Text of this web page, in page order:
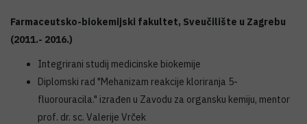
Farmaceutsko-biokemijski fakultet, Sveučilište u Zagrebu
(2011.- 2016.)
Integrirani studij medicinske biokemije
Diplomski rad "Mehanizam reakcije kloriranja 5-
fluorouracila." izrađen u Zavodu za organsku kemiju, mentor
prof. dr. sc. Valerije Vrček